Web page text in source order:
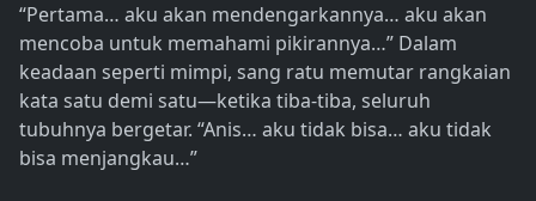
“Pertama… aku akan mendengarkannya… aku akan
mencoba untuk memahami pikirannya…” Dalam
keadaan seperti mimpi, sang ratu memutar rangkaian
kata satu demi satu—ketika tiba-tiba, seluruh
tubuhnya bergetar. “Anis… aku tidak bisa… aku tidak
bisa menjangkau…”